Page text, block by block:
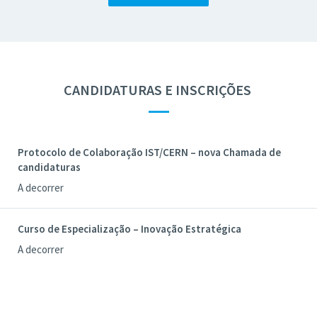
CANDIDATURAS E INSCRIÇÕES
—
Protocolo de Colaboração IST/CERN – nova Chamada de
candidaturas
A decorrer
Curso de Especialização – Inovação Estratégica
A decorrer